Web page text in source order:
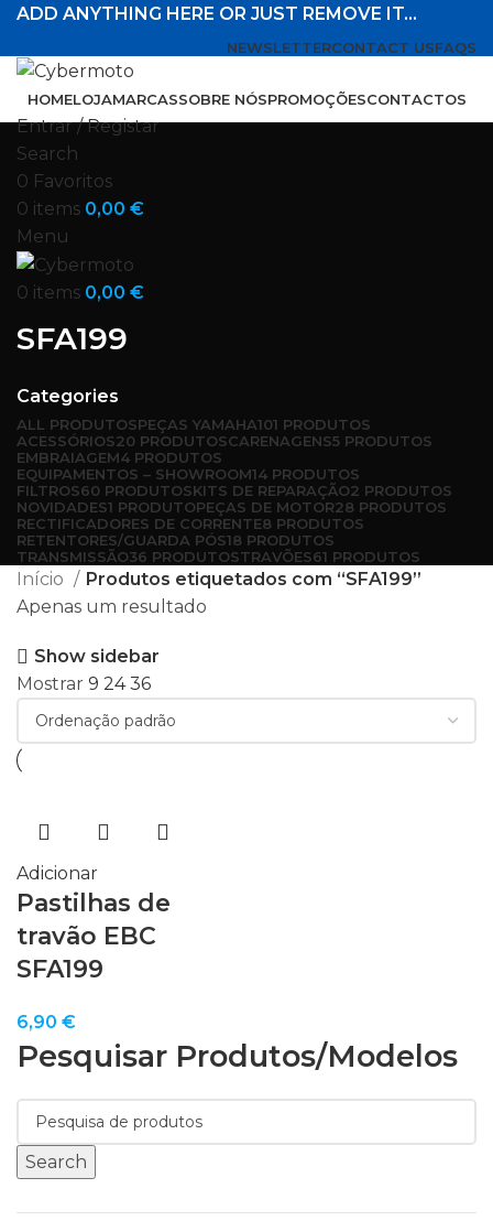
ADD ANYTHING HERE OR JUST REMOVE IT…
NEWSLETTERCONTACT USFAQS
HOMELOJAMARCASSOBRE NÓSPROMOÇÕESCONTACTOS
Entrar / Registar
Search
0 Favoritos
0 items 0,00 €
Menu
0 items 0,00 €
SFA199
Categories
ALL PRODUTOSPEÇAS YAMAHA101 PRODUTOS
ACESSÓRIOS20 PRODUTOSCARENAGENS5 PRODUTOS
EMBRAIAGEM4 PRODUTOS
EQUIPAMENTOS – SHOWROOM14 PRODUTOS
FILTROS60 PRODUTOSKITS DE REPARAÇÃO2 PRODUTOS
NOVIDADES1 PRODUTOPEÇAS DE MOTOR28 PRODUTOS
RECTIFICADORES DE CORRENTE8 PRODUTOS
RETENTORES/GUARDA PÓS18 PRODUTOS
TRANSMISSÃO36 PRODUTOSTRAVÕES61 PRODUTOS
Pesquisar Produtos/modelos
Search
Início
Produtos etiquetados com “SFA199”
Apenas um resultado
Show sidebar
Mostrar 9 2436
Adicionar
Pastilhas de
travão EBC
SFA199
6,90 €